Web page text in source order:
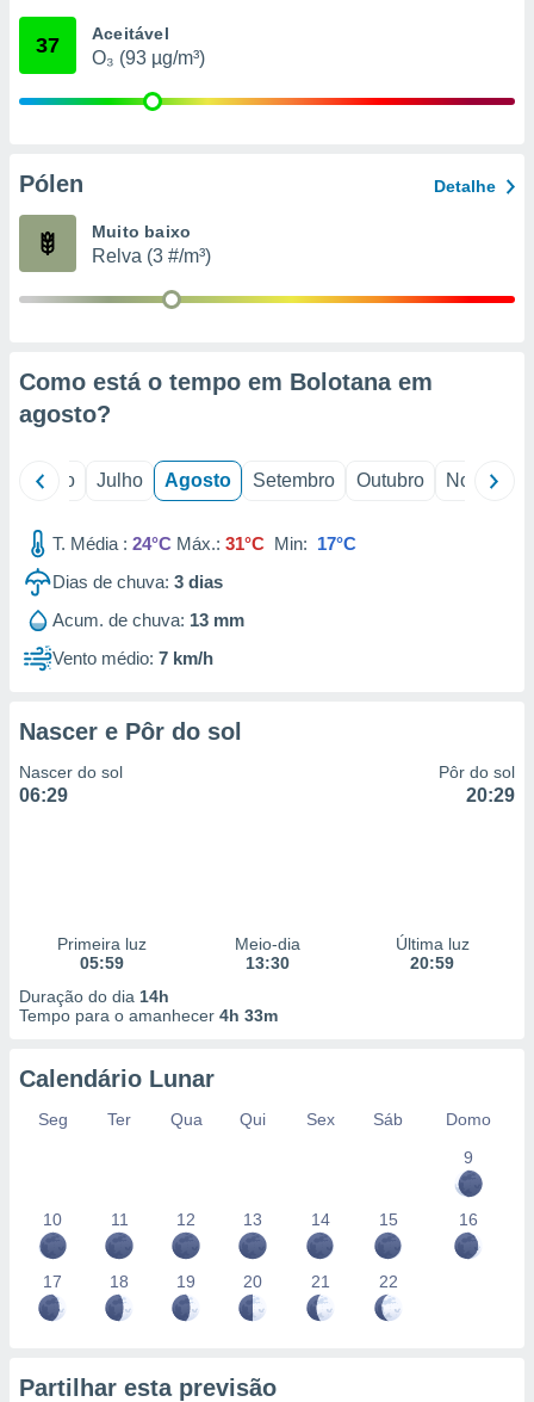
através
estudos
1199
37 Aceitável
O₃ (93 µg/m³)
Pólen Detalhe
Muito baixo
Relva (3 #/m³)
Como está o tempo em Bolotana em
agosto?
Junho Julho Agosto Setembro Outubro Novembro
T. Média : 24°C Máx.: 31°C Min: 17°C
Dias de chuva: 3 dias
Acum. de chuva: 13 mm
Vento médio: 7 km/h
Nascer e Pôr do sol
Nascer do sol
06:29
Pôr do sol
20:29
Primeira luz
05:59
Meio-dia
13:30
Última luz
20:59
Duração do dia 14h
Tempo para o amanhecer 4h 33m
Calendário Lunar
Seg Ter Qua Qui Sex Sáb
Domo
9
10 11 12 13 14 15 16
17 18 19 20 21 22
Partilhar esta previsão